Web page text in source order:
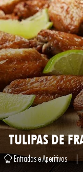
TULIPAS DE
Entradas e Aperitivos